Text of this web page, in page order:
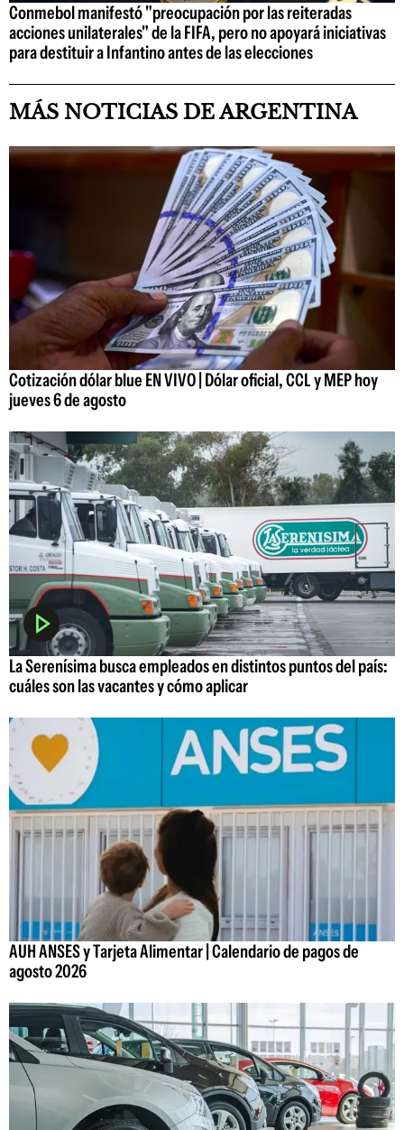
Conmebol manifestó "preocupación por las reiteradas
acciones unilaterales" de la FIFA, pero no apoyará iniciativas
para destituir a Infantino antes de las elecciones
MÁS NOTICIAS DE ARGENTINA
Cotización dólar blue EN VIVO | Dólar oficial, CCL y MEP hoy
jueves 6 de agosto
La Serenísima busca empleados en distintos puntos del país:
cuáles son las vacantes y cómo aplicar
AUH ANSES y Tarjeta Alimentar | Calendario de pagos de
agosto 2026